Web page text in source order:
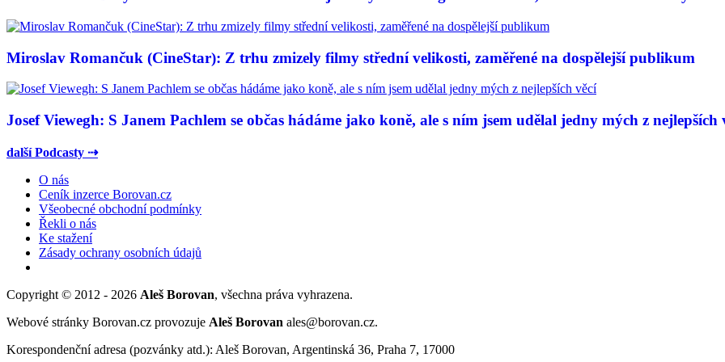
Miroslav Romančuk (CineStar): Z trhu zmizely filmy střední velikosti, zaměřené na dospělejší publikum
Josef Viewegh: S Janem Pachlem se občas hádáme jako koně, ale s ním jsem udělal jedny mých z nejlepších
další Podcasty ⇢
O nás
Ceník inzerce Borovan.cz
Všeobecné obchodní podmínky
Řekli o nás
Ke stažení
Zásady ochrany osobních údajů
Copyright © 2012 - 2026 Aleš Borovan, všechna práva vyhrazena.
Webové stránky Borovan.cz provozuje Aleš Borovan ales@borovan.cz.
Korespondenční adresa (pozvánky atd.): Aleš Borovan, Argentinská 36, Praha 7, 17000